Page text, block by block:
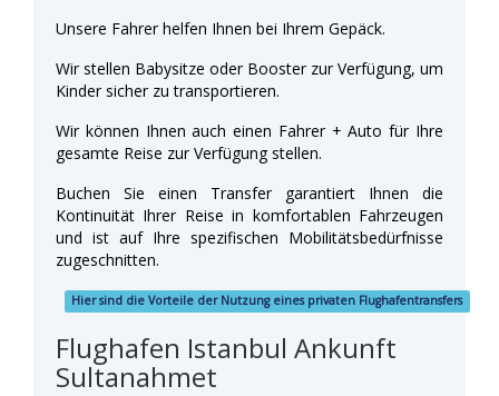
Unsere Fahrer helfen Ihnen bei Ihrem Gepäck.
Wir stellen Babysitze oder Booster zur Verfügung, um
Kinder sicher zu transportieren.
Wir können Ihnen auch einen Fahrer + Auto für Ihre
gesamte Reise zur Verfügung stellen.
Buchen Sie einen Transfer garantiert Ihnen die
Kontinuität Ihrer Reise in komfortablen Fahrzeugen
und ist auf Ihre spezifischen Mobilitätsbedürfnisse
zugeschnitten.
Hier sind die Vorteile der Nutzung eines privaten Flughafentransfers
Flughafen Istanbul Ankunft
Sultanahmet